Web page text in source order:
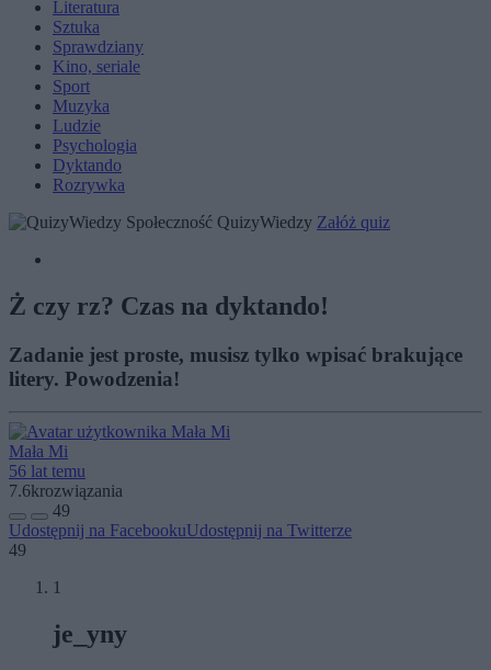
Literatura
Sztuka
Sprawdziany
Kino, seriale
Sport
Muzyka
Ludzie
Psychologia
Dyktando
Rozrywka
Społeczność QuizyWiedzy Załóż quiz
Ż czy rz? Czas na dyktando!
Zadanie jest proste, musisz tylko wpisać brakujące
litery. Powodzenia!
Mała Mi
56 lat temu
7.6krozwiązania
49
Udostępnij na FacebookuUdostępnij na Twitterze
49
1
je_yny